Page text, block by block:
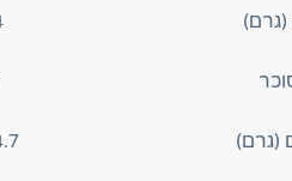
(גרם)
(גרם)